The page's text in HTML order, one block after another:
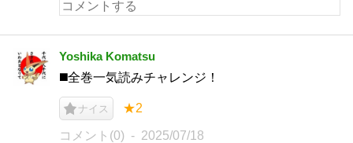
Yoshika Komatsu
◼️全巻一気読みチャレンジ！
ナイス ★2
コメント(0) 2025/07/18